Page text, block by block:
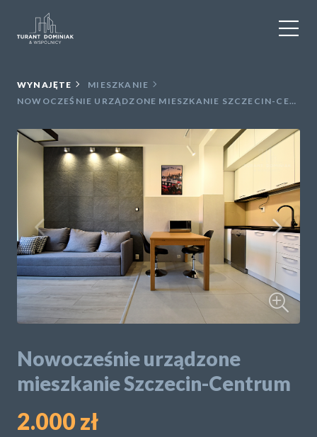
WYNAJEM
OBIEKTY KOMERCYJNE
DLA DEWELOPERÓW
USŁUGI DODATKOWE
O NAS
KONTAKT
WYNAJĘTE
MIESZKANIE
NOWOCZEŚNIE URZĄDZONE MIESZKANIE SZCZECIN-CENTRUM
Nowocześnie urządzone
mieszkanie Szczecin-Centrum
2.000 zł